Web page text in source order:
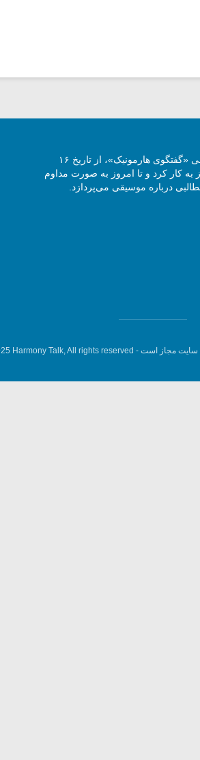
مجله آنلاین موسیقی «گفتگوی هارمونیک»، از تاریخ ۱۶
۱۳۸۳ آغاز به کار کرد و تا امروز به صورت مداوم
درباره موسیقی می‌پردازد.
سایت مجاز است - Harmony Talk, All rights reserved.